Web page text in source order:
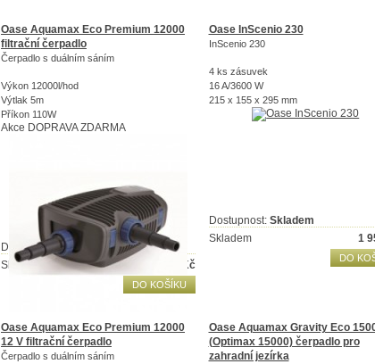
Oase Aquamax Eco Premium 12000
filtrační čerpadlo
Čerpadlo s duálním sáním
Výkon 12000l/hod
Výtlak 5m
Příkon 110W
Akce DOPRAVA ZDARMA
Dostupnost:Skladem
Skladem
Kč
DO KOŠÍKU
Oase InScenio 230
InScenio 230
4 ks zásuvek
16 A/3600 W
215 x 155 x 295 mm
Dostupnost: Skladem
Skladem
1
DO
Oase Aquamax Eco Premium 12000
12 V filtrační čerpadlo
Čerpadlo s duálním sáním
Oase Aquamax Gravity Eco
(Optimax 15000) čerpadlo pro
zahradní jezírka